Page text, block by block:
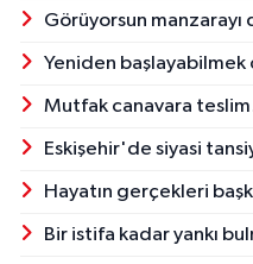
Görüyorsun manzarayı
Yeniden
Mutfak canavara
Eskişehir'de siyasi
Hayatın gerçekleri
Bir istifa kadar yankı